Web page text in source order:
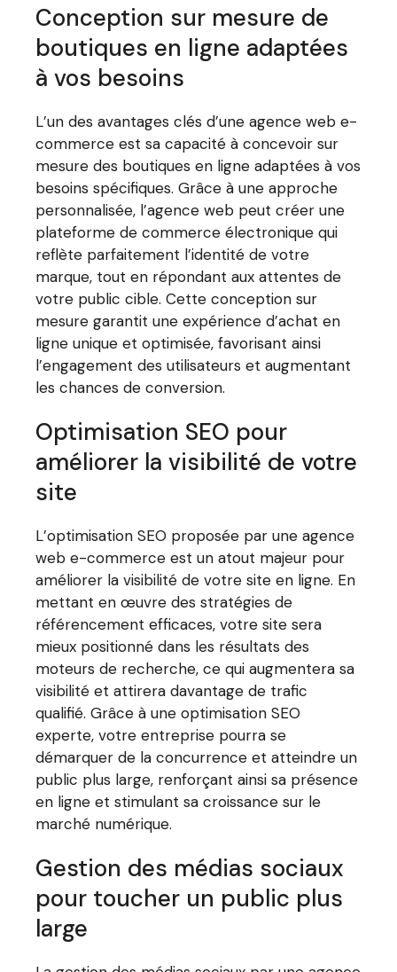
Conception sur mesure de
boutiques en ligne adaptées
à vos besoins
L’un des avantages clés d’une agence web e-
commerce est sa capacité à concevoir sur
mesure des boutiques en ligne adaptées à vos
besoins spécifiques. Grâce à une approche
personnalisée, l’agence web peut créer une
plateforme de commerce électronique qui
reflète parfaitement l’identité de votre
marque, tout en répondant aux attentes de
votre public cible. Cette conception sur
mesure garantit une expérience d’achat en
ligne unique et optimisée, favorisant ainsi
l’engagement des utilisateurs et augmentant
les chances de conversion.
Optimisation SEO pour
améliorer la visibilité de votre
site
L’optimisation SEO proposée par une agence
web e-commerce est un atout majeur pour
améliorer la visibilité de votre site en ligne. En
mettant en œuvre des stratégies de
référencement efficaces, votre site sera
mieux positionné dans les résultats des
moteurs de recherche, ce qui augmentera sa
visibilité et attirera davantage de trafic
qualifié. Grâce à une optimisation SEO
experte, votre entreprise pourra se
démarquer de la concurrence et atteindre un
public plus large, renforçant ainsi sa présence
en ligne et stimulant sa croissance sur le
marché numérique.
Gestion des médias sociaux
pour toucher un public plus
large